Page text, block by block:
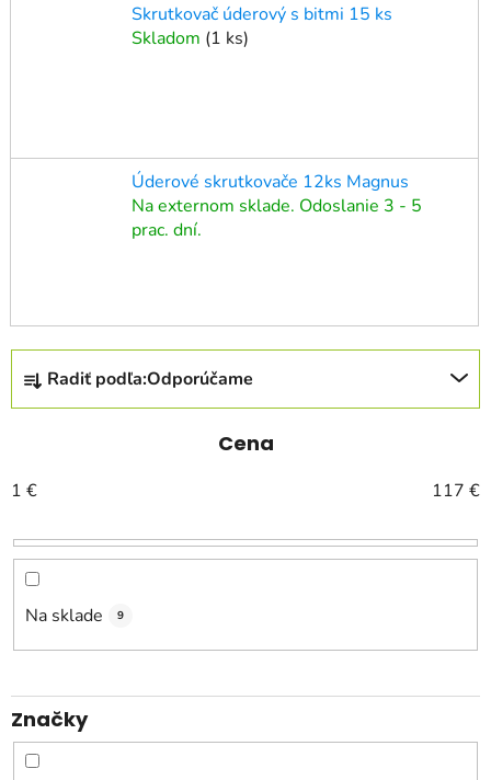
Skrutkovač úderový s bitmi 15 ks
Skladom (1 ks)
Úderové skrutkovače 12ks Magnus
Na externom sklade. Odoslanie 3 - 5
prac. dní.
R
a
d
n
i
e
p
o
d
k
t
o
Radiť podľa:Odporúčame
Cena
1 € 117 €
Na sklade 9
Značky